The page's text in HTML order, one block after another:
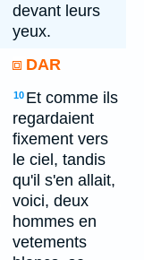
devant leurs
yeux.
DAR
10 Et comme ils
regardaient
fixement vers
le ciel, tandis
qu'il s'en allait,
voici, deux
hommes en
vetements